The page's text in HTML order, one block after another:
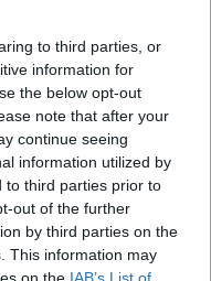
to third parties, or
information for
the below opt-out
note that after your
continue seeing
information utilized by
to third parties prior to
out of the further
by third parties on the
This information may
aspirín zachrániť
izbové
Pravda vás
prekvapí